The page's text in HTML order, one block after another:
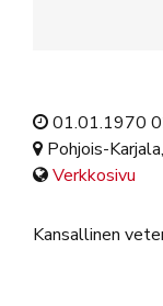
01.01.1970
Pohjois-
Verkkosivu
Kansallinen